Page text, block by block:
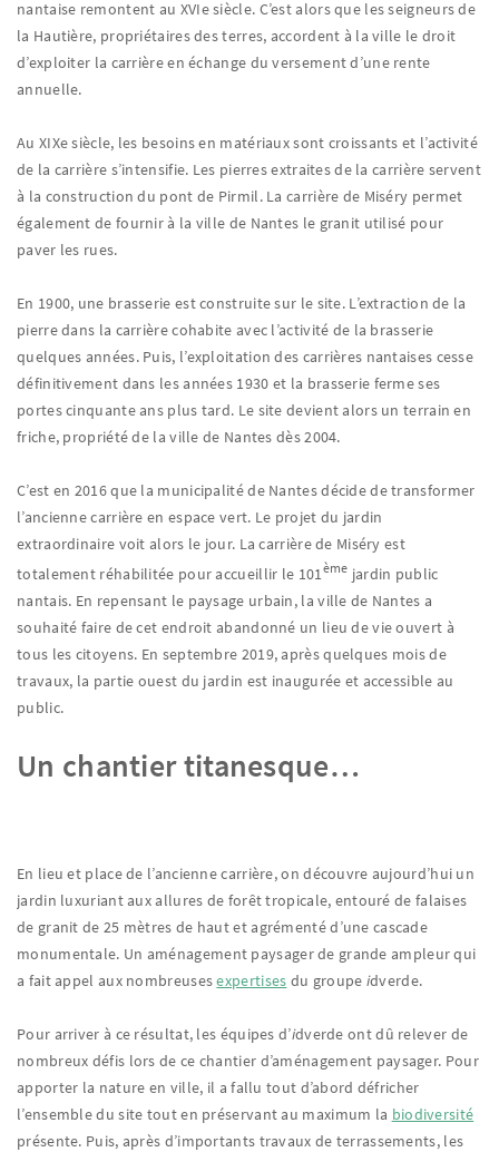
nantaise remontent au XVIe siècle. C’est alors que les seigneurs de
la Hautière, propriétaires des terres, accordent à la ville le droit
d’exploiter la carrière en échange du versement d’une rente
annuelle.
Au XIXe siècle, les besoins en matériaux sont croissants et l’activité
de la carrière s’intensifie. Les pierres extraites de la carrière servent
à la construction du pont de Pirmil. La carrière de Miséry permet
également de fournir à la ville de Nantes le granit utilisé pour
paver les rues.
En 1900, une brasserie est construite sur le site. L’extraction de la
pierre dans la carrière cohabite avec l’activité de la brasserie
quelques années. Puis, l’exploitation des carrières nantaises cesse
définitivement dans les années 1930 et la brasserie ferme ses
portes cinquante ans plus tard. Le site devient alors un terrain en
friche, propriété de la ville de Nantes dès 2004.
C’est en 2016 que la municipalité de Nantes décide de transformer
l’ancienne carrière en espace vert. Le projet du jardin
extraordinaire voit alors le jour. La carrière de Miséry est
totalement réhabilitée pour accueillir le 101ème jardin public
nantais. En repensant le paysage urbain, la ville de Nantes a
souhaité faire de cet endroit abandonné un lieu de vie ouvert à
tous les citoyens. En septembre 2019, après quelques mois de
travaux, la partie ouest du jardin est inaugurée et accessible au
public.
Un chantier titanesque…
En lieu et place de l’ancienne carrière, on découvre aujourd’hui un
jardin luxuriant aux allures de forêt tropicale, entouré de falaises
de granit de 25 mètres de haut et agrémenté d’une cascade
monumentale. Un aménagement paysager de grande ampleur qui
a fait appel aux nombreusesexpertises du groupe idverde.
Pour arriver à ce résultat, les équipes d’idverde ont dû relever de
nombreux défis lors de ce chantier d’aménagement paysager. Pour
apporter la nature en ville, il a fallu tout d’abord défricher
l’ensemble du site tout en préservant au maximum la biodiversité
présente. Puis, après d’importants travaux de terrassements, les